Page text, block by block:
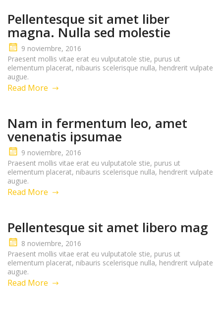
Pellentesque sit amet liber
magna. Nulla sed molestie
9 noviembre, 2016
Praesent mollis vitae erat eu vulputatole stie, purus ut
elementum placerat, nibauris scelerisque nulla, hendrerit vulpate
augue.
Read More
Nam in fermentum leo, amet
venenatis ipsumae
9 noviembre, 2016
Praesent mollis vitae erat eu vulputatole stie, purus ut
elementum placerat, nibauris scelerisque nulla, hendrerit vulpate
augue.
Read More
Pellentesque sit amet libero mag
8 noviembre, 2016
Praesent mollis vitae erat eu vulputatole stie, purus ut
elementum placerat, nibauris scelerisque nulla, hendrerit vulpate
augue.
Read More